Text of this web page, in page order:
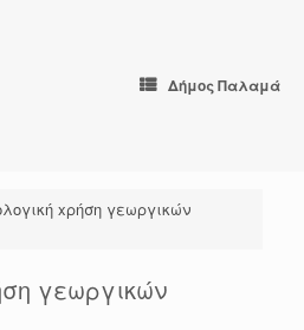
Δήμος Παλαμά
xρήση γεωργικών
γεωργικών